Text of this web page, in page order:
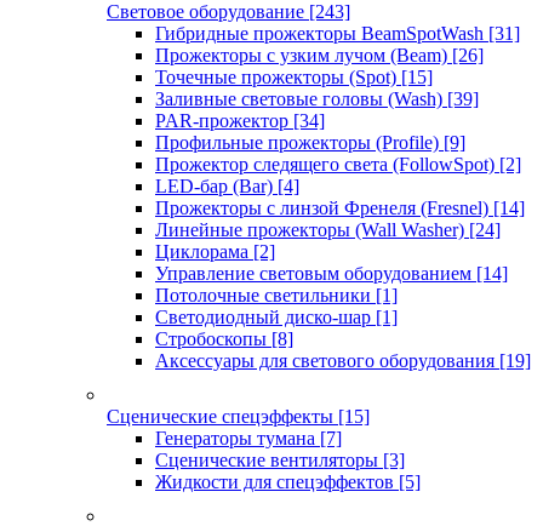
Световое оборудование [243]
Гибридные прожекторы BeamSpotWash [31]
Прожекторы с узким лучом (Beam) [26]
Точечные прожекторы (Spot) [15]
Заливные световые головы (Wash) [39]
PAR-прожектор [34]
Профильные прожекторы (Profile) [9]
Прожектор следящего света (FollowSpot) [2]
LED-бар (Bar) [4]
Прожекторы с линзой Френеля (Fresnel) [14]
Линейные прожекторы (Wall Washer) [24]
Циклорама [2]
Управление световым оборудованием [14]
Потолочные светильники [1]
Светодиодный диско-шар [1]
Стробоскопы [8]
Аксессуары для светового оборудования [19]
Сценические спецэффекты [15]
Генераторы тумана [7]
Сценические вентиляторы [3]
Жидкости для спецэффектов [5]